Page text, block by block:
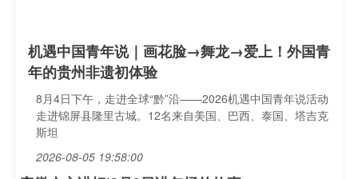
机遇中国青年说｜画花脸→舞龙→爱上！外国青
年的贵州非遗初体验
8月4日下午，走进全球“黔”沿——2026机遇中国青年说活动
走进锦屏县隆里古城。12名来自美国、巴西、泰国、塔吉克
斯坦
2026-08-05 19:58:00